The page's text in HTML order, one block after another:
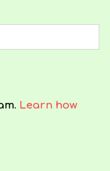
Learn how